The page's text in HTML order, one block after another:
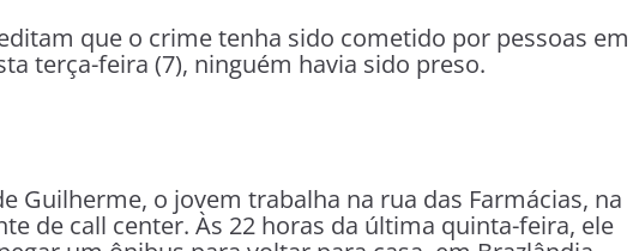
que o crime tenha sido cometido por pessoas em
terça-feira (7), ninguém havia sido preso.
Guilherme, o jovem trabalha na rua das Farmácias, na
de call center. Às 22 horas da última quinta-feira, ele